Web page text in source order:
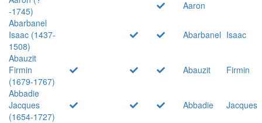
-1745)
Aaron
Abarbanel
Isaac (1437-
1508)
Abarbanel Isaac
Abauzit
Firmin
(1679-1767)
Abauzit
Firmin
Abbadie
Jacques
(1654-1727)
Abbadie
Jacques